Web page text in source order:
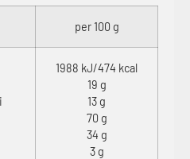
per 100 g
1988 kJ/474 kcal
19 g
13 g
70 g
34 g
3 g